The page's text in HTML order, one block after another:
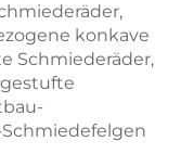
konkave
Schmiederäder,